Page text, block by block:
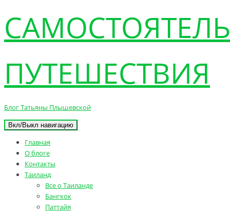
ПУТЕШЕСТВИЯ
Блог Татьяны Плышевской
Вкл/Выкл навигацию
Главная
О блоге
Контакты
Таиланд
Все о Таиланде
Бангкок
Паттайя